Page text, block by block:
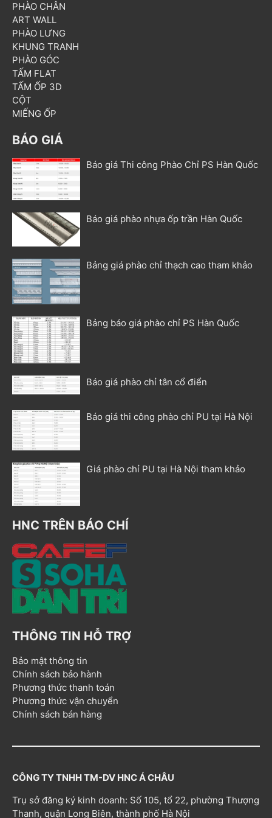
PHÀO CHÂN
ART WALL
PHÀO LƯNG
KHUNG TRANH
PHÀO GÓC
TẤM FLAT
TẤM ỐP 3D
CỘT
MIẾNG ỐP
BÁO GIÁ
Báo giá Thi công Phào Chỉ PS Hàn Quốc
Báo giá phào nhựa ốp trần Hàn Quốc
Bảng giá phào chỉ thạch cao tham khảo
Bảng báo giá phào chỉ PS Hàn Quốc
Báo giá phào chỉ tân cổ điển
Báo giá thi công phào chỉ PU tại Hà Nội
Giá phào chỉ PU tại Hà Nội tham khảo
HNC TRÊN BÁO CHÍ
THÔNG TIN HỖ TRỢ
Bảo mật thông tin
Chính sách bảo hành
Phương thức thanh toán
Phương thức vận chuyển
Chính sách bán hàng
CÔNG TY TNHH TM-DV HNC Á CHÂU
Trụ sở đăng ký kinh doanh: Số 105, tổ 22, phường Thượng
Thanh, quận Long Biên, thành phố Hà Nội